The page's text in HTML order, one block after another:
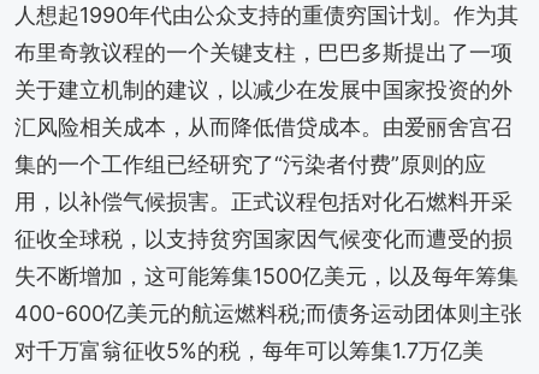
人想起1990年代由公众支持的重债穷国计划。作为其
布里奇敦议程的一个关键支柱，巴巴多斯提出了一项
关于建立机制的建议，以减少在发展中国家投资的外
汇风险相关成本，从而降低借贷成本。由爱丽舍宫召
集的一个工作组已经研究了“污染者付费”原则的应
用，以补偿气候损害。正式议程包括对化石燃料开采
征收全球税，以支持贫穷国家因气候变化而遭受的损
失不断增加，这可能筹集1500亿美元，以及每年筹集
400-600亿美元的航运燃料税;而债务运动团体则主张
对千万富翁征收5%的税，每年可以筹集1.7万亿美